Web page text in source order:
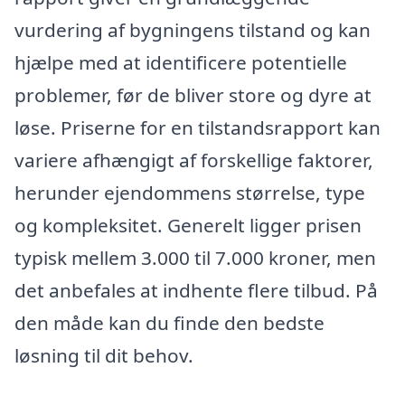
vurdering af bygningens tilstand og kan
hjælpe med at identificere potentielle
problemer, før de bliver store og dyre at
løse. Priserne for en tilstandsrapport kan
variere afhængigt af forskellige faktorer,
herunder ejendommens størrelse, type
og kompleksitet. Generelt ligger prisen
typisk mellem 3.000 til 7.000 kroner, men
det anbefales at indhente flere tilbud. På
den måde kan du finde den bedste
løsning til dit behov.